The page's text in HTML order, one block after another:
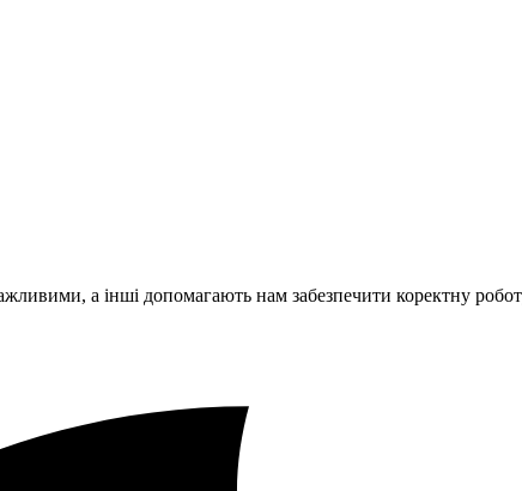
а інші допомагають нам забезпечити коректну